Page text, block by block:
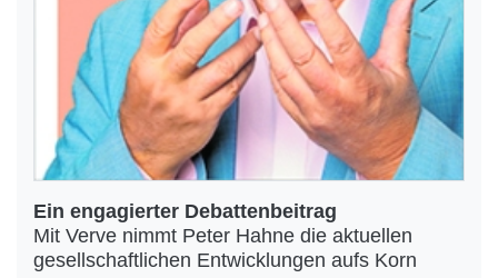
Ein engagierter Debattenbeitrag
Mit Verve nimmt Peter Hahne die aktuellen
gesellschaftlichen Entwicklungen aufs Korn